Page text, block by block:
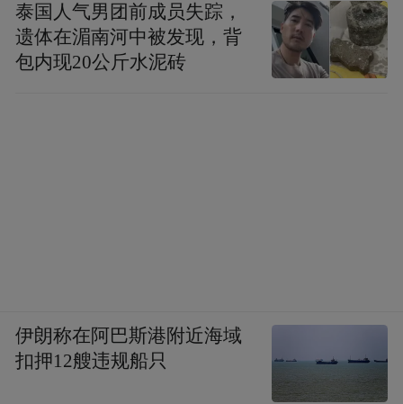
泰国人气男团前成员失踪，
遗体在湄南河中被发现，背
包内现20公斤水泥砖
伊朗称在阿巴斯港附近海域
扣押12艘违规船只